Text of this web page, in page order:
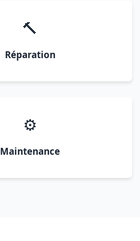
🔨
Réparation
⚙️
Maintenance